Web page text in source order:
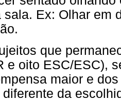
sala. Ex: Olhar em
que
e oito ESC/ESC),
maior e
da